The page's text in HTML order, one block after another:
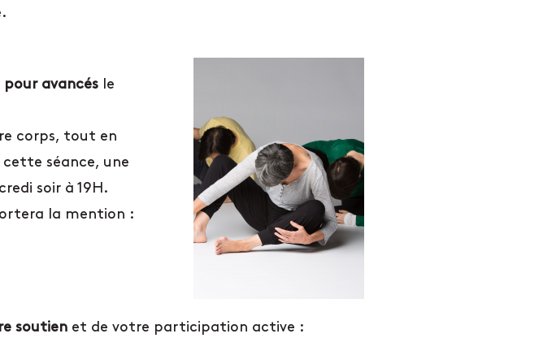
pour avancésle
corps, tout en
séance, une
soir à 19H.
la mention :
soutienet de votre participation active :